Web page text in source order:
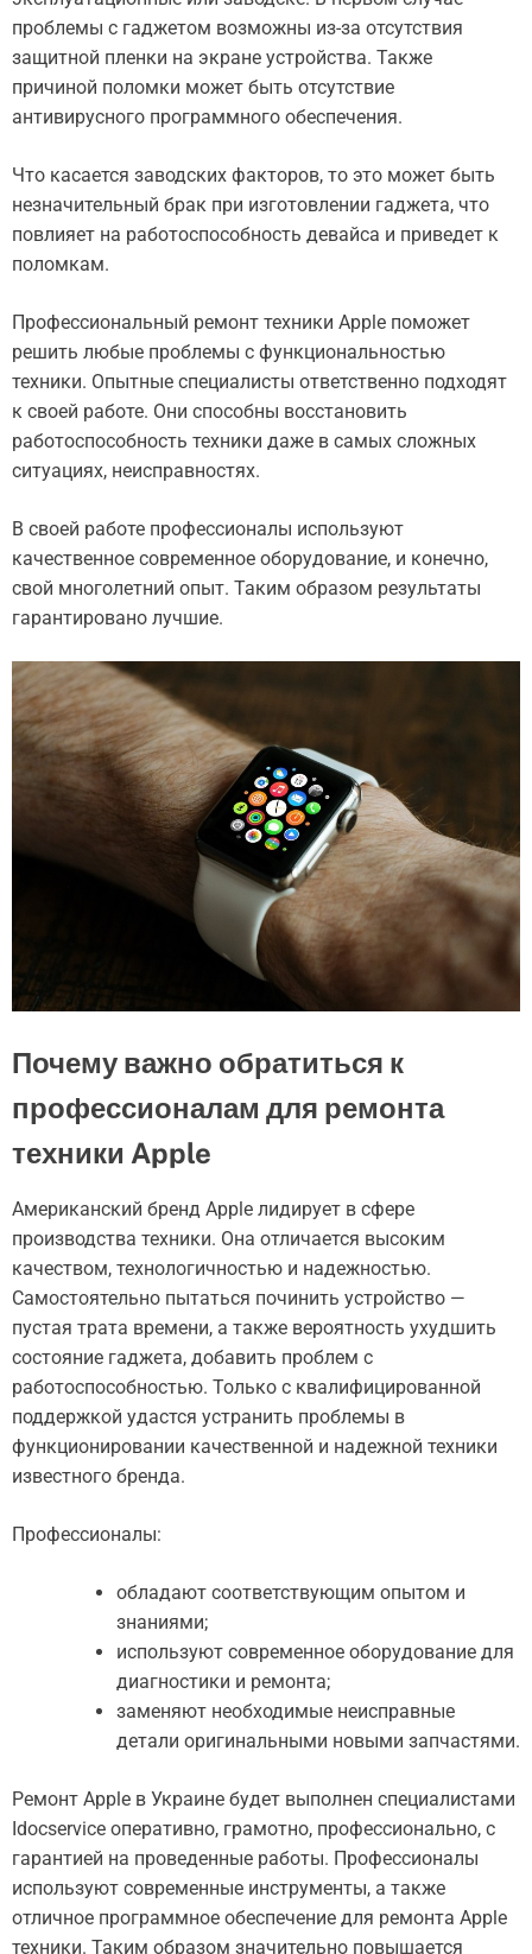
проблемы с гаджетом возможны из-за отсутствия
защитной пленки на экране устройства. Также
причиной поломки может быть отсутствие
антивирусного программного обеспечения.
Что касается заводских факторов, то это может быть
незначительный брак при изготовлении гаджета, что
повлияет на работоспособность девайса и приведет к
поломкам.
Профессиональный ремонт техники Apple поможет
решить любые проблемы с функциональностью
техники. Опытные специалисты ответственно подходят
к своей работе. Они способны восстановить
работоспособность техники даже в самых сложных
ситуациях, неисправностях.
В своей работе профессионалы используют
качественное современное оборудование, и конечно,
свой многолетний опыт. Таким образом результаты
гарантировано лучшие.
Почему важно обратиться к
профессионалам для ремонта
техники Apple
Американский бренд Apple лидирует в сфере
производства техники. Она отличается высоким
качеством, технологичностью и надежностью.
Самостоятельно пытаться починить устройство —
пустая трата времени, а также вероятность ухудшить
состояние гаджета, добавить проблем с
работоспособностью. Только с квалифицированной
поддержкой удастся устранить проблемы в
функционировании качественной и надежной техники
известного бренда.
Профессионалы:
обладают соответствующим опытом и
знаниями;
используют современное оборудование для
диагностики и ремонта;
заменяют необходимые неисправные
детали оригинальными новыми запчастями.
Ремонт Apple в Украине будет выполнен специалистами
Idocservice оперативно, грамотно, профессионально, с
гарантией на проведенные работы. Профессионалы
используют современные инструменты, а также
отличное программное обеспечение для ремонта Apple
техники. Таким образом значительно повышается